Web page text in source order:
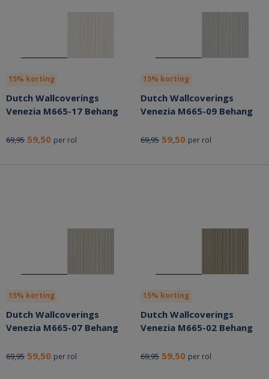
15% korting
Dutch Wallcoverings
Venezia M665-17 Behang
69,95 59,50 per rol
15% korting
Dutch Wallcoverings
Venezia M665-09 Behang
69,95 59,50 per rol
15% korting
Dutch Wallcoverings
Venezia M665-07 Behang
69,95 59,50 per rol
15% korting
Dutch Wallcoverings
Venezia M665-02 Behang
69,95 59,50 per rol